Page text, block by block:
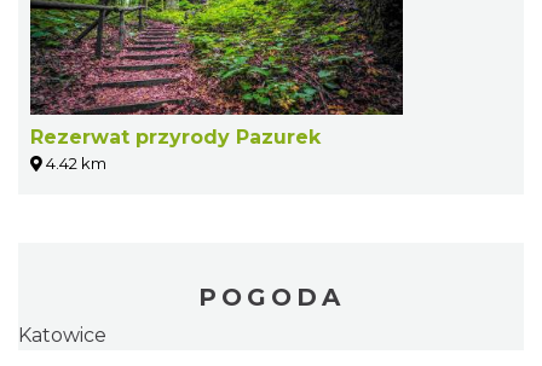
Rezerwat przyrody Pazurek
4.42 km
POGODA
Katowice